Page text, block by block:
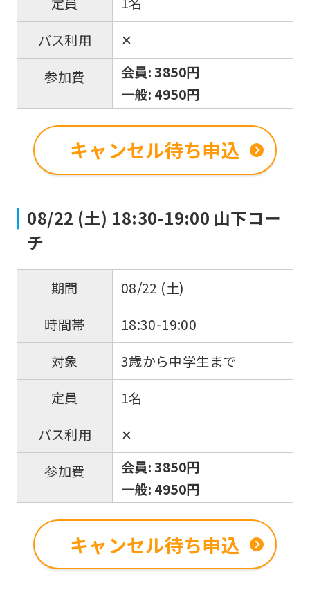
バス利用
✕
参加費
会員: 3850円
一般: 4950円
キャンセル待ち申込
08/22 (土) 18:30-19:00 山下コー
チ
期間
08/22 (土)
時間帯
18:30-19:00
対象
3歳から中学生まで
定員
1名
バス利用
✕
参加費
会員: 3850円
一般: 4950円
キャンセル待ち申込
Japanese
of
this
website
will
be
translated
so
may
not
be
an
accurate
translation.
translation
differ
from
the
content.
We